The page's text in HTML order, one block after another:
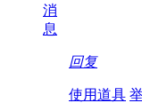
消
息
回复
使用道具